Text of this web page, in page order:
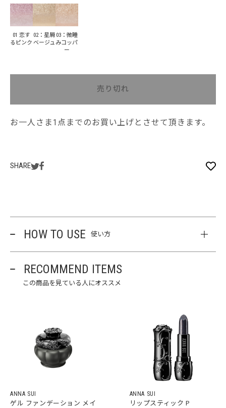
01 恋す
るピンク
02：星屑
ベージュ
03：微睡
みコッパ
ー
売り切れ
お一人さま1点までのお買い上げとさせて頂きます。
SHARE
HOW TO USE 使い方
RECOMMEND ITEMS
この商品を見ている人にオススメ
ANNA SUI
ゲル ファンデーション メイ
ANNA SUI
リップスティック P